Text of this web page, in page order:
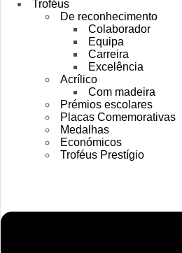
Troféus
De reconhecimento
Colaborador
Equipa
Carreira
Excelência
Acrílico
Com madeira
Prémios escolares
Placas Comemorativas
Medalhas
Económicos
Troféus Prestígio